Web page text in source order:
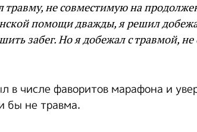
травму, не совместимую на
помощи дважды, я решил
забег. Но я добежал с травмой,
в числе фаворитов марафона и
бы не травма.